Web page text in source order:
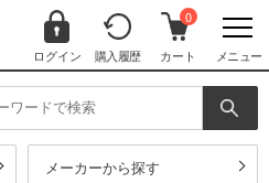
ログイン 購入履歴
0
カート メニュー
メーカーから探す